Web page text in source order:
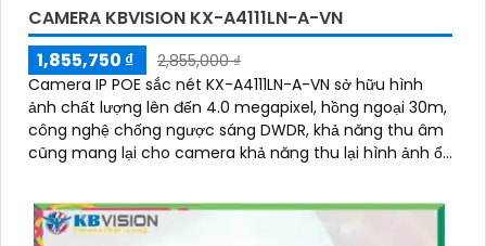
CAMERA KBVISION KX-A4111LN-A-VN
1,855,750 ₫
2,855,000 ₫
Camera IP POE sắc nét KX-A4111LN-A-VN sở hữu hình
ảnh chất lượng lên đến 4.0 megapixel, hồng ngoại 30m,
công nghệ chống ngược sáng DWDR, khả năng thu âm
cũng mang lại cho camera khả năng thu lại hình ảnh ổn